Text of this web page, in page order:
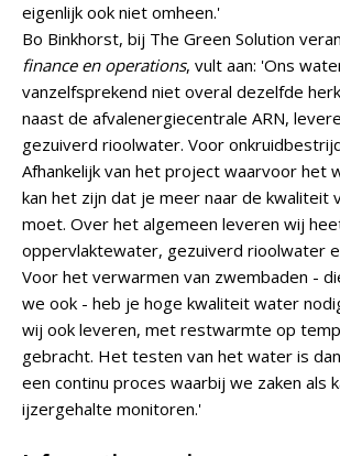
eigenlijk ook niet omheen.'
Bo Binkhorst, bij The Green Solution
finance en operations, vult aan: 'Ons
vanzelfsprekend niet overal dezelfde
naast de afvalenergiecentrale ARN,
gezuiverd rioolwater. Voor
Afhankelijk van het project waarvoor het
kan het zijn dat je meer naar de kwaliteit
moet. Over het algemeen leveren wij
oppervlaktewater, gezuiverd rioolwater
Voor het verwarmen van zwembaden -
we ook - heb je hoge kwaliteit water
wij ook leveren, met restwarmte op
gebracht. Het testen van het water is
een continu proces waarbij we zaken als
ijzergehalte monitoren.'